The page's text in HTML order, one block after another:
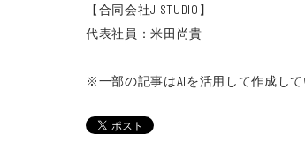
【合同会社J STUDIO】
代表社員：米田尚貴
※一部の記事はAIを活用して作成して